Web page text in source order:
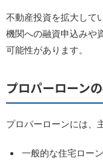
不動産投資を拡大して
機関への融資申込みや
可能性があります。
プロパーローン
プロパーローンには、
一般的な住宅ロー